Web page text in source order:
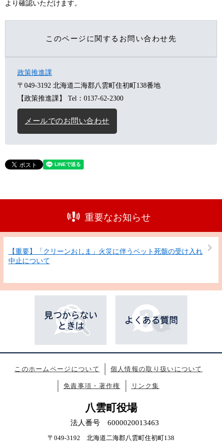
より確認いただけます。
このページに関するお問い合わせ先
政策推進課
〒049-3192 北海道二海郡八雲町住初町138番地
【政策推進課】
Tel：0137-62-2300
メールでのお問い合わせ
重要なお知らせ
【重要】「クリーンおしま」火災に伴うペット死骸の受け入れ
中止について
このホームページについて 個人情報の取り扱いについて
免責事項・著作権 リンク集
八雲町役場
法人番号 6000020013463
〒049-3192 北海道二海郡八雲町住初町138